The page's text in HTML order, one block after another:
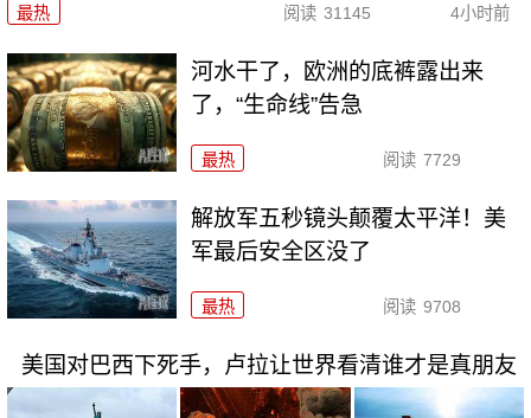
最热 阅读 31145 4小时前
河水干了，欧洲的底裤露出来
了，“生命线”告急
最热 阅读 7729
解放军五秒镜头颠覆太平洋！美
军最后安全区没了
最热 阅读 9708
美国对巴西下死手，卢拉让世界看清谁才是真朋友